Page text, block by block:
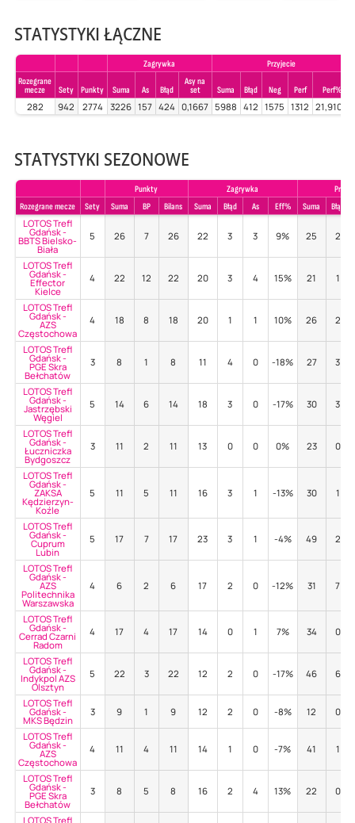
STATYSTYKI ŁĄCZNE
Zagrywka
Przyjecie
Rozegrane
mecze
Sety Punkty Suma As Błąd
Asy na
set
Suma Błąd Neg Perf Perf%
282 942 2774 3226 157 424 0,1667 5988 412 1575 1312 21,9105
STATYSTYKI SEZONOWE
Punkty Zagrywka
Rozegrane mecze
Sety Suma BP Bilans Suma Błąd As Eff% Suma Błąd
LOTOS Trefl
Gdańsk -
BBTS Bielsko-
Biała
5 26 7 26 22 3 3 9% 25 2
LOTOS Trefl
Gdańsk -
Effector
Kielce
4 22 12 22 20 3 4 15% 21 1
LOTOS Trefl
Gdańsk -
AZS
Częstochowa
4 18 8 18 20 1 1 10% 26 2
LOTOS Trefl
Gdańsk -
PGE Skra
Bełchatów
3 8 1 8 11 4 0 -18% 27 3
LOTOS Trefl
Gdańsk -
Jastrzębski
Węgiel
5 14 6 14 18 3 0 -17% 30 3
LOTOS Trefl
Gdańsk -
Łuczniczka
Bydgoszcz
3 11 2 11 13 0 0 0% 23 0
LOTOS Trefl
Gdańsk -
ZAKSA
Kędzierzyn-
Koźle
5 11 5 11 16 3 1 -13% 30 1
LOTOS Trefl
Gdańsk -
Cuprum
Lubin
5 17 7 17 23 3 1 -4% 49 2
LOTOS Trefl
Gdańsk -
AZS
Politechnika
Warszawska
4 6 2 6 17 2 0 -12% 31 7
LOTOS Trefl
Gdańsk -
Cerrad Czarni
Radom
4 17 4 17 14 0 1 7% 34 0
LOTOS Trefl
Gdańsk -
Indykpol AZS
Olsztyn
5 22 3 22 12 2 0 -17% 46 6
LOTOS Trefl
Gdańsk -
MKS Będzin
3 9 1 9 12 2 0 -8% 12 0
LOTOS Trefl
Gdańsk -
AZS
Częstochowa
4 11 4 11 14 1 0 -7% 41 1
LOTOS Trefl
Gdańsk -
PGE Skra
Bełchatów
3 8 5 8 16 2 4 13% 22 0
LOTOS Trefl